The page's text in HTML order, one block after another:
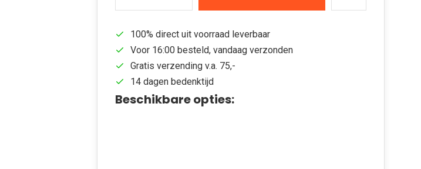
100% direct uit voorraad leverbaar
Voor 16:00 besteld, vandaag verzonden
Gratis verzending v.a. 75,-
14 dagen bedenktijd
Beschikbare opties: